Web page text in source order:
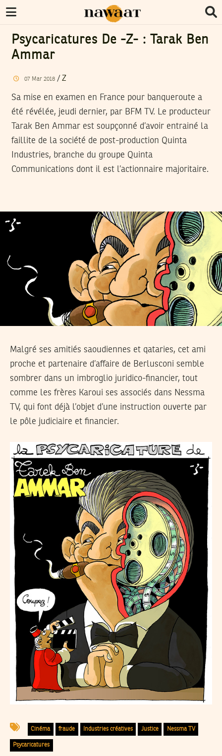
Psycaricatures De -Z- : Tarak Ben
Ammar
07 Mar 2018/ Z
Sa mise en examen en France pour banqueroute a
été révélée, jeudi dernier, par BFM TV. Le producteur
Tarak Ben Ammar est soupçonné d’avoir entrainé la
faillite de la société de post-production Quinta
Industries, branche du groupe Quinta
Communications dont il est l’actionnaire majoritaire.
Malgré ses amitiés saoudiennes et qataries, cet ami
proche et partenaire d’affaire de Berlusconi semble
sombrer dans un imbroglio juridico-financier, tout
comme les frères Karoui ses associés dans Nessma
TV, qui font déjà l’objet d’une instruction ouverte par
le pôle judiciaire et financier.
Cinéma fraude Industries créatives Justice Nessma TV
Psycaricatures